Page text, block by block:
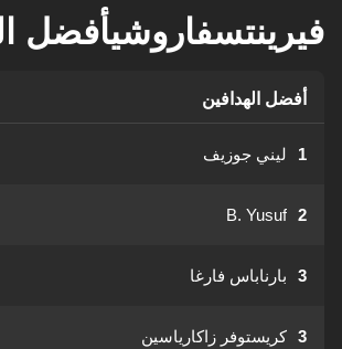
فيرينتسفاروشيأفضل
أفضل الهدافين
1 ليني جوزيف
2
B. Yusuf
3 بارناباس فارغا
3 كريستوفر زاكارياسين